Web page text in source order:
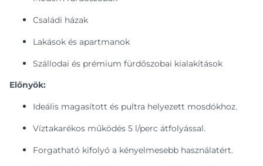
Családi házak
Lakások és apartmanok
Szállodai és prémium fürdőszobai kialakítások
Előnyök:
Ideális magasított és pultra helyezett mosdókhoz.
Víztakarékos működés 5 l/perc átfolyással.
Forgatható kifolyó a kényelmesebb használatért.